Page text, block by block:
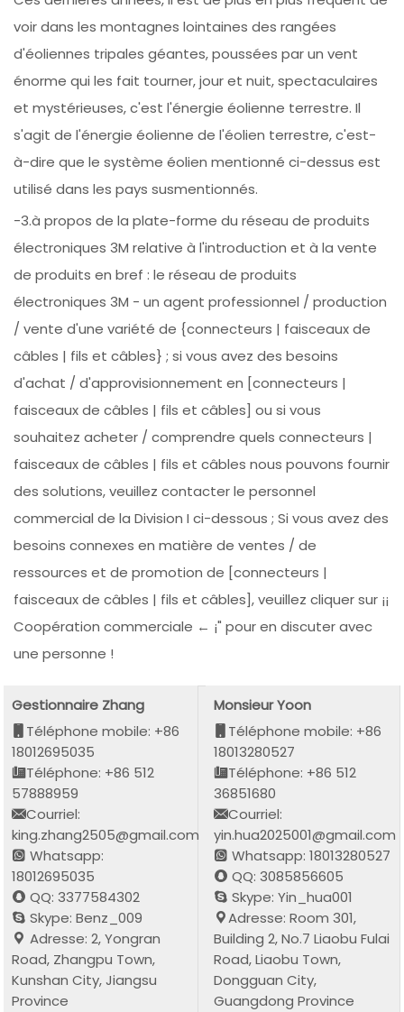
voir dans les montagnes lointaines des rangées
d'éoliennes tripales géantes, poussées par un vent
énorme qui les fait tourner, jour et nuit, spectaculaires
et mystérieuses, c'est l'énergie éolienne terrestre. Il
s'agit de l'énergie éolienne de l'éolien terrestre, c'est-
à-dire que le système éolien mentionné ci-dessus est
utilisé dans les pays susmentionnés.
-3.à propos de la plate-forme du réseau de produits
électroniques 3M relative à l'introduction et à la vente
de produits en bref : le réseau de produits
électroniques 3M - un agent professionnel / production
/ vente d'une variété de {connecteurs | faisceaux de
câbles | fils et câbles} ; si vous avez des besoins
d'achat / d'approvisionnement en [connecteurs |
faisceaux de câbles | fils et câbles] ou si vous
souhaitez acheter / comprendre quels connecteurs |
faisceaux de câbles | fils et câbles nous pouvons fournir
des solutions, veuillez contacter le personnel
commercial de la Division I ci-dessous ; Si vous avez des
besoins connexes en matière de ventes / de
ressources et de promotion de [connecteurs |
faisceaux de câbles | fils et câbles], veuillez cliquer sur ¡¡
Coopération commerciale ← ¡" pour en discuter avec
une personne !
Gestionnaire Zhang
Téléphone mobile: +86
18012695035
Téléphone: +86 512
57888959
Courriel:
king.zhang2505@gmail.com
Whatsapp:
18012695035
QQ: 3377584302
Skype: Benz_009
Adresse: 2, Yongran
Road, Zhangpu Town,
Kunshan City, Jiangsu
Province
Monsieur Yoon
Téléphone mobile: +86
18013280527
Téléphone: +86 512
36851680
Courriel:
yin.hua2025001@gmail.com
Whatsapp: 18013280527
QQ: 3085856605
Skype: Yin_hua001
Adresse: Room 301,
Building 2, No.7 Liaobu Fulai
Road, Liaobu Town,
Dongguan City,
Guangdong Province